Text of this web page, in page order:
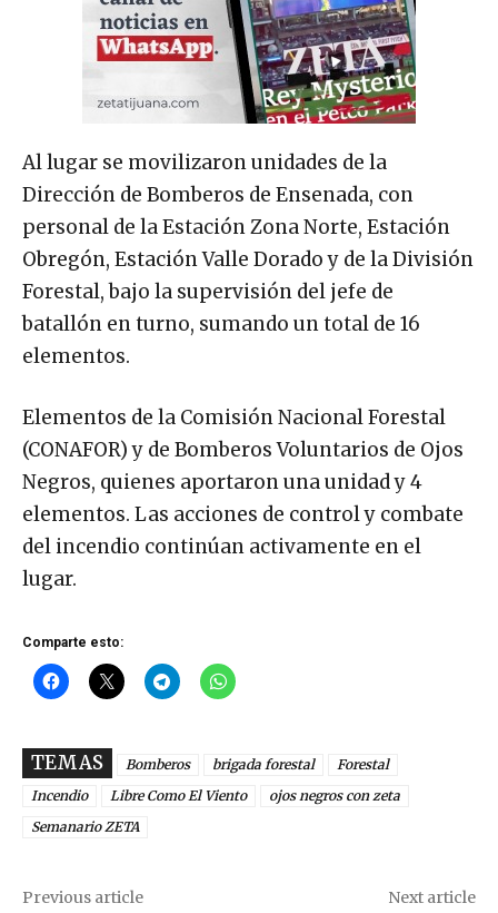
Al lugar se movilizaron unidades de la
Dirección de Bomberos de Ensenada, con
personal de la Estación Zona Norte, Estación
Obregón, Estación Valle Dorado y de la División
Forestal, bajo la supervisión del jefe de
batallón en turno, sumando un total de 16
elementos.
Elementos de la Comisión Nacional Forestal
(CONAFOR) y de Bomberos Voluntarios de Ojos
Negros, quienes aportaron una unidad y 4
elementos. Las acciones de control y combate
del incendio continúan activamente en el
lugar.
Comparte esto:
TEMAS Bomberos brigada forestal
Forestal
Incendio
Libre Como El Viento
ojos negros con zeta
Semanario ZETA
Previous article Next article